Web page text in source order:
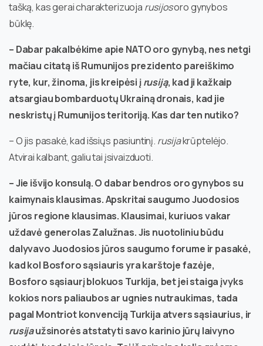
tašką, kas gerai charakterizuoja rusijosoro gynybos
būklę.
– Dabar pakalbėkime apie NATO oro gynybą, nes netgi
mačiau citatą iš Rumunijos prezidento pareiškimo
ryte, kur, žinoma, jis kreipėsi įrusiją, kad ji kažkaip
atsargiau bombarduotų Ukrainą dronais, kad jie
neskristų į Rumunijos teritoriją. Kas dar ten nutiko?
– O jis pasakė, kad išsiųs pasiuntinį. rusijakrūptelėjo.
Atvirai kalbant, galiu tai įsivaizduoti.
– Jie išvijo konsulą. O dabar bendros oro gynybos su
kaimynais klausimas. Apskritai saugumo Juodosios
jūros regione klausimas. Klausimai, kuriuos vakar
uždavė generolas Zalužnas. Jis nuotoliniu būdu
dalyvavo Juodosios jūros saugumo forume ir pasakė,
kad kol Bosforo sąsiauris yra karštoje fazėje,
Bosforo sąsiaurį blokuos Turkija, bet jei staiga įvyks
kokios nors paliaubos ar ugnies nutraukimas, tada
pagal Montriot konvenciją Turkija atvers sąsiaurius, ir
rusijaužsinorės atstatyti savo karinio jūrų laivyno